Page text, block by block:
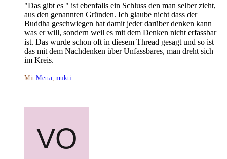
"Das gibt es " ist ebenfalls ein Schluss den man selber zieht,
aus den genannten Gründen. Ich glaube nicht dass der
Buddha geschwiegen hat damit jeder darüber denken kann
was er will, sondern weil es mit dem Denken nicht erfassbar
ist. Das wurde schon oft in diesem Thread gesagt und so ist
das mit dem Nachdenken über Unfassbares, man dreht sich
im Kreis.
Mit Metta mukti